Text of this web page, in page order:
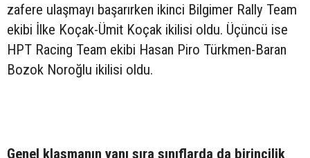
zafere ulaşmayı başarırken ikinci Bilgimer Rally Team
ekibi İlke Koçak-Ümit Koçak ikilisi oldu. Üçüncü ise
HPT Racing Team ekibi Hasan Piro Türkmen-Baran
Bozok Noroğlu ikilisi oldu.
Genel klasmanın yanı sıra sınıflarda da birincilik